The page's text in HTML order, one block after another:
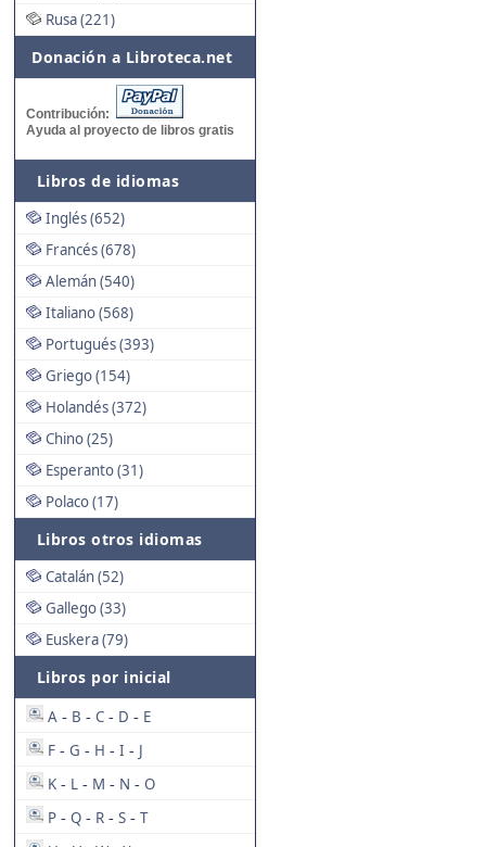
Rusa (221)
Donación a Libroteca.net
Contribución:
Ayuda al proyecto de libros gratis
Libros de idiomas
Inglés (652)
Francés (678)
Alemán (540)
Italiano (568)
Portugués (393)
Griego (154)
Holandés (372)
Chino (25)
Esperanto (31)
Polaco (17)
Libros otros idiomas
Catalán (52)
Gallego (33)
Euskera (79)
Libros por inicial
A - B - C - D - E
F - G - H - I - J
K - L - M - N - O
P - Q - R - S - T